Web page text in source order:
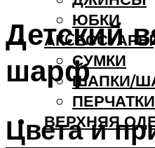
ЮБКИ
АКCЕССУАРЫ
СУМКИ
ШАПКИ/
ПЕРЧАТКИ
ВЕРХНЯЯ
Детский
шарф
Цвета и